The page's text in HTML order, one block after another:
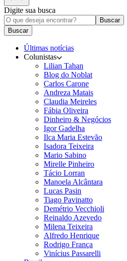
Digite sua busca
Buscar
Buscar
Últimas notícias
Colunistas
Lilian Tahan
Blog do Noblat
Carlos Carone
Andreza Matais
Claudia Meireles
Fábia Oliveira
Dinheiro & Negócios
Igor Gadelha
Ilca Maria Estevão
Isadora Teixeira
Mario Sabino
Mirelle Pinheiro
Tácio Lorran
Manoela Alcântara
Lucas Pasin
Tiago Pavinatto
Demétrio Vecchioli
Reinaldo Azevedo
Milena Teixeira
Alfredo Henrique
Rodrigo França
Vinícius Passarelli